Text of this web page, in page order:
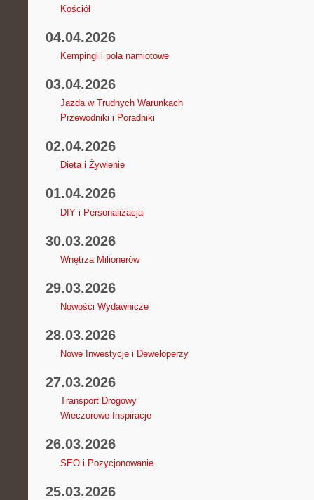
Kościół
04.04.2026
Kempingi i pola namiotowe
03.04.2026
Jazda w Trudnych Warunkach
Przewodniki i Poradniki
02.04.2026
Dieta i Żywienie
01.04.2026
DIY i Personalizacja
30.03.2026
Wnętrza Milionerów
29.03.2026
Nowości Wydawnicze
28.03.2026
Nowe Inwestycje i Deweloperzy
27.03.2026
Transport Drogowy
Wieczorowe Inspiracje
26.03.2026
SEO i Pozycjonowanie
25.03.2026